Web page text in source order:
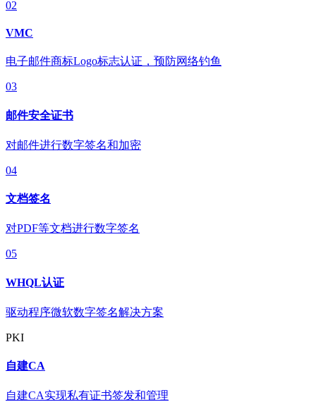
02
VMC
电子邮件商标Logo标志认证，预防网络钓鱼
03
邮件安全证书
对邮件进行数字签名和加密
04
文档签名
对PDF等文档进行数字签名
05
WHQL认证
驱动程序微软数字签名解决方案
PKI
自建CA
自建CA实现私有证书签发和管理